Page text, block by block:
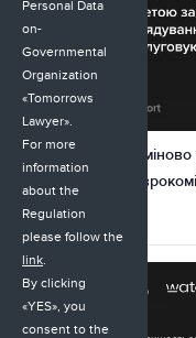
Україна має
адвокатури –
23.11.2025
Personal Data
on-
Governmental
Organization
«Tomorrows
Lawyer».
For more
information
about the
Regulation
please follow the
link.
By clicking
«YES», you
consent to the